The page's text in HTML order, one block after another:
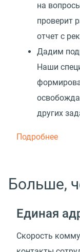
на
проверит
отчет с
Дадим
Наши
других
Подробнее
Больше,
Единая
Скорость